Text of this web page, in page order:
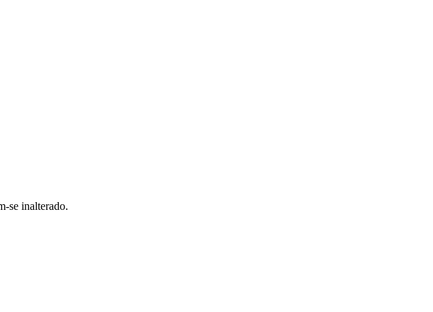
se inalterado.